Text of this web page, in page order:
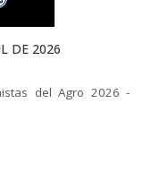
DE 2026
del Agro 2026 -